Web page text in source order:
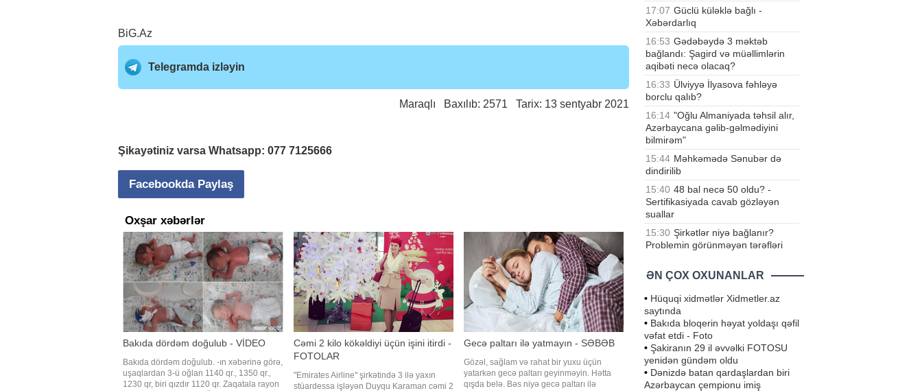
BiG.Az
Telegramda izləyin
Maraqlı Baxılıb: 2571 Tarix: 13 sentyabr 2021
Şikayətiniz varsa Whatsapp: 077 7125666
Facebookda Paylaş
Oxşar xəbərlər
Bakıda dördəm doğulub - VİDEO
Bakıda dördəm doğulub. -ın xəbərinə görə,
uşaqlardan 3-ü oğlan 1140 qr., 1350 qr.,
1230 qr, biri qızdır 1120 qr. Zaqatala rayon
Cəmi 2 kilo kökəldiyi üçün işini itirdi -
FOTOLAR
"Emirates Airline" şirkətində 3 ilə yaxın
stüardessa işləyən Duyqu Karaman cəmi 2
Gecə paltarı ilə yatmayın - SƏBƏB
Gözəl, sağlam və rahat bir yuxu üçün
yatarkən gecə paltarı geyinməyin. Hətta
qışda belə. Bəs niyə gecə paltarı ilə
17:07 Güclü küləklə bağlı -
Xəbərdarlıq
16:53 Gədəbəydə 3 məktəb
bağlandı: Şagird və müəllimlərin
aqibəti necə olacaq?
16:33 Ülviyyə İlyasova fəhləyə
borclu qalıb?
16:14 "Oğlu Almaniyada təhsil alır,
Azərbaycana gəlib-gəlmədiyini
bilmirəm"
15:44 Məhkəmədə Sənubər də
dindirilib
15:40 48 bal necə 50 oldu? -
Sertifikasiyada cavab gözləyən
suallar
15:30 Şirkətlər niyə bağlanır?
Problemin görünməyən tərəfləri
ƏN ÇOX OXUNANLAR
• Hüquqi xidmətlər Xidmetler.az
saytında
• Bakıda bloqerin həyat yoldaşı qəfil
vəfat etdi - Foto
• Şakiranın 29 il əvvəlki FOTOSU
yenidən gündəm oldu
• Dənizdə batan qardaşlardan biri
Azərbaycan çempionu imiş